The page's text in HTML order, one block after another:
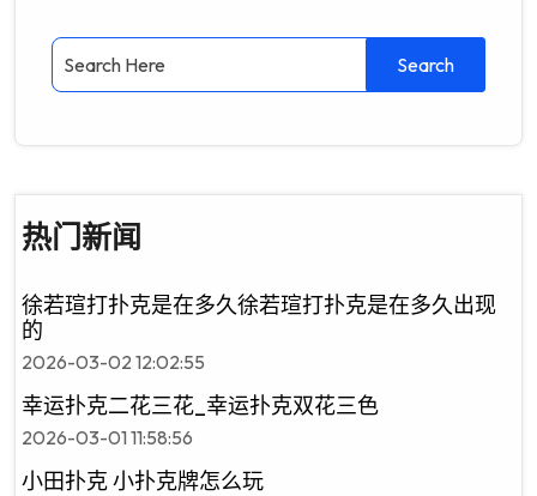
热门新闻
徐若瑄打扑克是在多久徐若瑄打扑克是在多久出现
的
2026-03-02 12:02:55
幸运扑克二花三花_幸运扑克双花三色
2026-03-01 11:58:56
小田扑克 小扑克牌怎么玩